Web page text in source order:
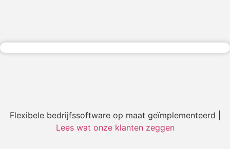
Flexibele bedrijfssoftware op maat geïmplementeerd |
Lees wat onze klanten zeggen